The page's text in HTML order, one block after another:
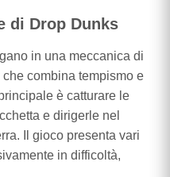
di Drop Dunks
in una meccanica di
combina tempismo e
è catturare le
e dirigerle nel
Il gioco presenta vari
in difficoltà,